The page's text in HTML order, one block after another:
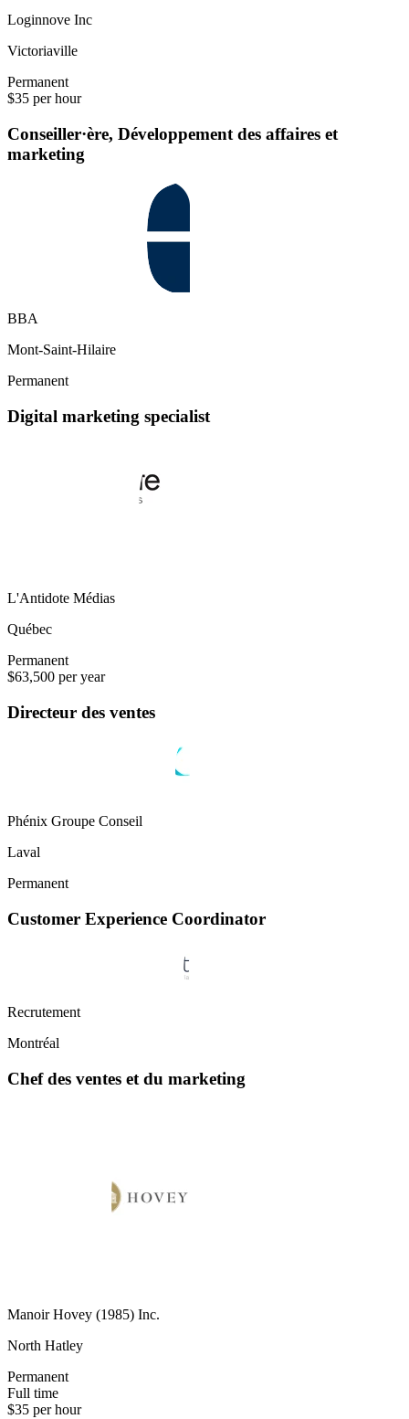
Loginnove Inc
Victoriaville
Permanent
$35 per hour
Conseiller·ère, Développement des affaires et
marketing
BBA
Mont-Saint-Hilaire
Permanent
Digital marketing specialist
L'Antidote Médias
Québec
Permanent
$63,500 per year
Directeur des ventes
Phénix Groupe Conseil
Laval
Permanent
Customer Experience Coordinator
Recrutement
Montréal
Chef des ventes et du marketing
Manoir Hovey (1985) Inc.
North Hatley
Permanent
Full time
$35 per hour